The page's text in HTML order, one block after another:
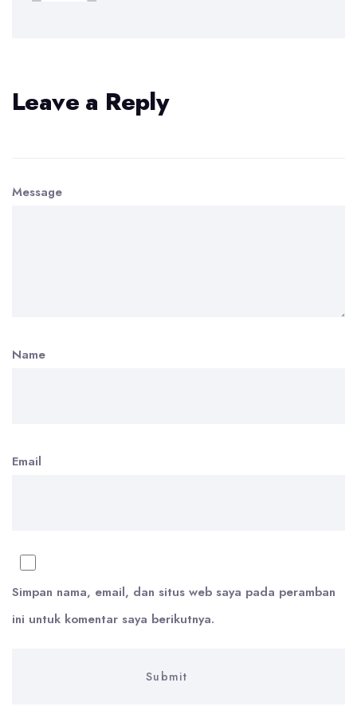
Leave a Reply
Message
Name
Email
Simpan nama, email, dan situs web saya pada peramban
ini untuk komentar saya berikutnya.